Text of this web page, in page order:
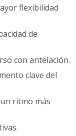
flexibilidad
de
con antelación.
clave del
ritmo más